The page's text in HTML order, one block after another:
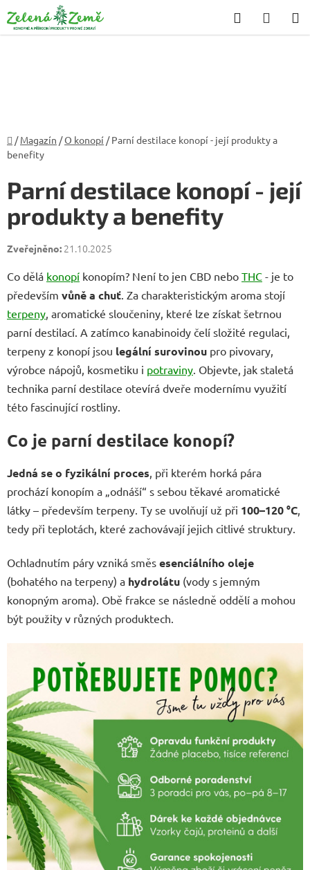
na
obsah
Hledat
KOŠÍK
Domů
/ Magazín /O konopí / Parní destilace konopí - její produkty a
benefity
Parní destilace konopí - její
produkty a benefity
21.10.2025
Co dělá konopí konopím? Není to jen CBD nebo THC - je to
především vůně a chuť. Za charakteristickým aroma stojí
terpeny, aromatické sloučeniny, které lze získat šetrnou
parní destilací. A zatímco kanabinoidy čelí složité regulaci,
terpeny z konopí jsou legální surovinou pro pivovary,
výrobce nápojů, kosmetiku i potraviny. Objevte, jak staletá
technika parní destilace otevírá dveře modernímu využití
této fascinující rostliny.
Co je parní destilace konopí?
Jedná se o fyzikální proces, při kterém horká pára
prochází konopím a „odnáší“ s sebou těkavé aromatické
látky – především terpeny. Ty se uvolňují už při 100–120 °C,
tedy při teplotách, které zachovávají jejich citlivé struktury.
Ochladnutím páry vzniká směs esenciálního oleje
(bohatého na terpeny) a hydrolátu (vody s jemným
konopným aroma). Obě frakce se následně oddělí a mohou
být použity v různých produktech.